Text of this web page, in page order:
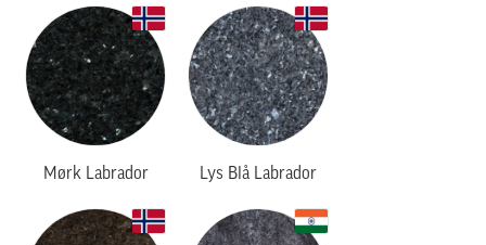
Mørk Labrador Lys Blå Labrador